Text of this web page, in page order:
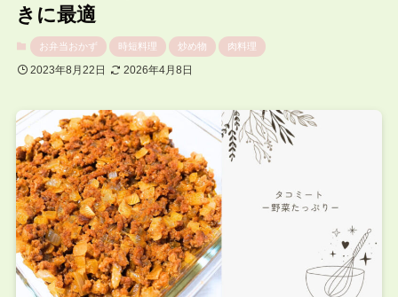
きに最適
お弁当おかず 時短料理 炒め物 肉料理
2023年8月22日 2026年4月8日